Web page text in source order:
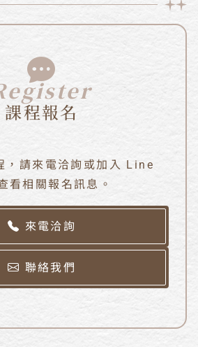
課程報名
，請來電洽詢或加入 Line
看相關報名訊息。
來電洽詢
聯絡我們